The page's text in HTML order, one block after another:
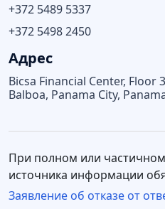
+372 5489 5337
+372 5498 2450
Адрес
Bicsa Financial Center, Floor
Balboa, Panama City,
При полном или
источника информации
Заявление об отказе от